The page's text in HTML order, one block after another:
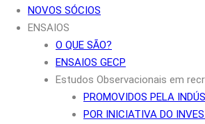
NOVOS SÓCIOS
ENSAIOS
O QUE SÃO?
ENSAIOS GECP
Estudos Observacionais em
PROMOVIDOS PELA
POR INICIATIVA DO